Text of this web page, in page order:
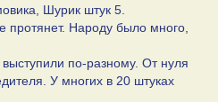
Шурик штук 5.
протянет. Народу было много,
по-разному. От нуля
У многих в 20 штуках